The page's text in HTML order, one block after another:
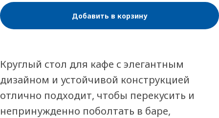
Добавить в корзину
Круглый стол для кафе с элегантным
дизайном и устойчивой конструкцией
отлично подходит, чтобы перекусить и
непринужденно поболтать в баре,